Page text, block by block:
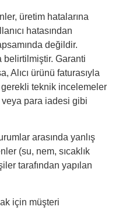
üretim hatalarına
hatasından
değildir.
belirtilmiştir. Garanti
Alıcı ürünü faturasıyla
gerekli teknik incelemeler
veya para iadesi gibi
arasında yanlış
(su, nem, sıcaklık
tarafından yapılan
için müşteri